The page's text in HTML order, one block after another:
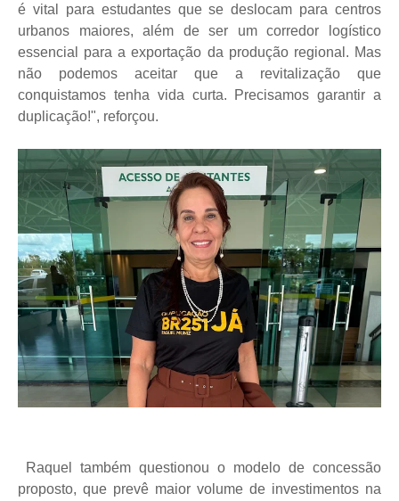
é vital para estudantes que se deslocam para centros
urbanos maiores, além de ser um corredor logístico
essencial para a exportação da produção regional. Mas
não podemos aceitar que a revitalização que
conquistamos tenha vida curta. Precisamos garantir a
duplicação!", reforçou.
Raquel também questionou o modelo de concessão
proposto, que prevê maior volume de investimentos na